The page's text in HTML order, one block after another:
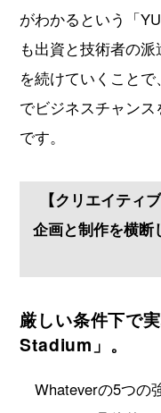
がわかるという「
も出資と技術者の
を続けていくこと
でビジネスチャン
です。
【クリエイティ
企画と制作を横断
厳しい条件下で
Stadium」。
Whateverの5つの